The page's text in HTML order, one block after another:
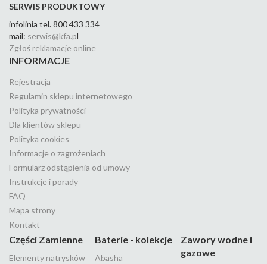
SERWIS PRODUKTOWY
infolinia tel. 800 433 334
mail: serwis@kfa.pl
Zgłoś reklamacje online
INFORMACJE
Rejestracja
Regulamin sklepu internetowego
Polityka prywatności
Dla klientów sklepu
Polityka cookies
Informacje o zagrożeniach
Formularz odstąpienia od umowy
Instrukcje i porady
FAQ
Mapa strony
Kontakt
Części Zamienne
Elementy natrysków
Baterie - kolekcje
Abasha
Zawory wodne i
gazowe